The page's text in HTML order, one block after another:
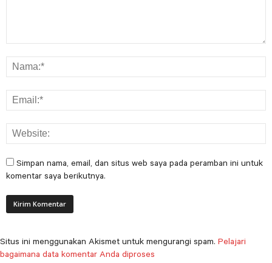
Simpan nama, email, dan situs web saya pada peramban ini untuk
komentar saya berikutnya.
Situs ini menggunakan Akismet untuk mengurangi spam. Pelajari
bagaimana data komentar Anda diproses